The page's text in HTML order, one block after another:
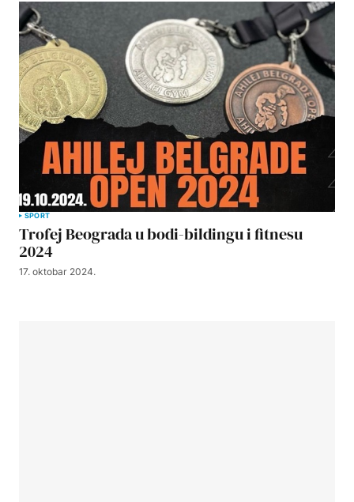
SPORT
Trofej Beograda u bodi-bildingu i fitnesu
2024
17. oktobar 2024.